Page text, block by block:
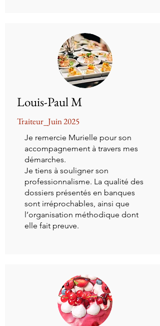
Louis-Paul M
Traiteur_Juin 2025
Je remercie Murielle pour son
accompagnement à travers mes
démarches.
Je tiens à souligner son
professionnalisme. La qualité des
dossiers présentés en banques
sont irréprochables, ainsi que
l’organisation méthodique dont
elle fait preuve.